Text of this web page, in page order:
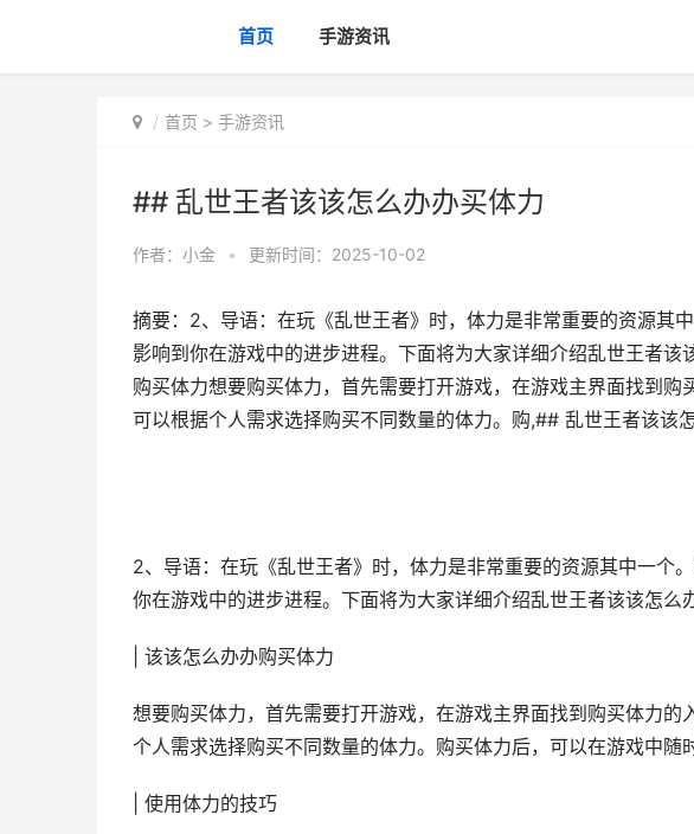
首页 手游资讯
首页 > 手游资讯
## 乱世王者该该怎么办办买体力
作者： 小金 • 更新时间：2025-10-02
摘要：2、导语：在玩《乱世王者》时，体力是非常重要的资源其
影响到你在游戏中的进步进程。下面将为大家详细介绍乱世王者
购买体力想要购买体力，首先需要打开游戏，在游戏主界面找到购
可以根据个人需求选择购买不同数量的体力。购,## 乱世王者该该
2、导语：在玩《乱世王者》时，体力是非常重要的资源其中一个
你在游戏中的进步进程。下面将为大家详细介绍乱世王者该该怎么
| 该该怎么办办购买体力
想要购买体力，首先需要打开游戏，在游戏主界面找到购买体力
个人需求选择购买不同数量的体力。购买体力后，可以在游戏中随
| 使用体力的技巧